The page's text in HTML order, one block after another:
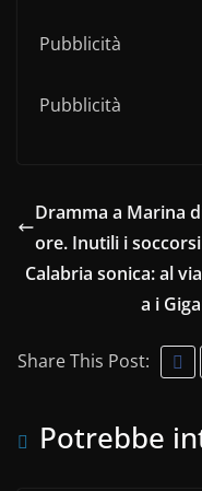
Pubblicità
Pubblicità
Dramma a Marina
ore. Inutili i
Calabria sonica: al
a i
Share This Post:
Potrebbe